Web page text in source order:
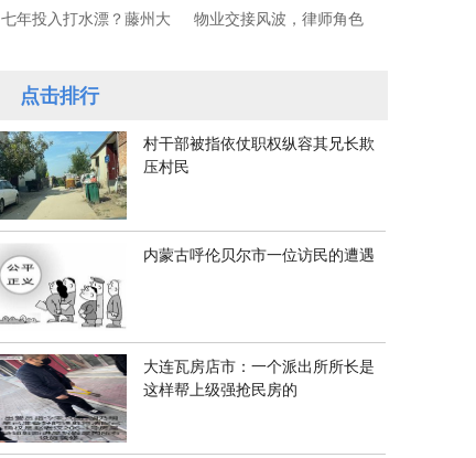
七年投入打水漂？藤州大 物业交接风波，律师角色
点击排行
村干部被指依仗职权纵容其兄长欺
压村民
内蒙古呼伦贝尔市一位访民的遭遇
大连瓦房店市：一个派出所所长是
这样帮上级强抢民房的